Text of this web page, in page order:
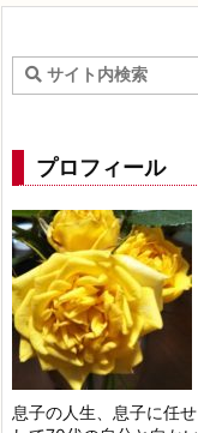
プロフィール
息子の人生、息子に任